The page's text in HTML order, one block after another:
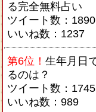
る完全無料占い
ツイート数：1890
いいね数：1237
第6位！ 生年月日
るのは？
ツイート数：1745
いいね数：989